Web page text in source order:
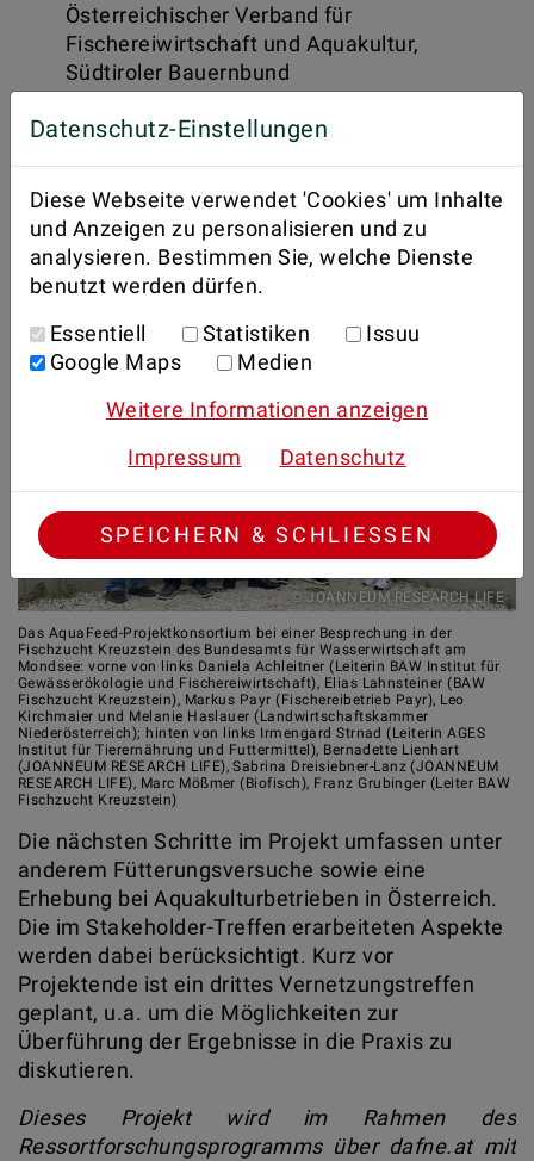
Österreichischer Verband für
Fischereiwirtschaft und Aquakultur,
Südtiroler Bauernbund
und Forstwirtschaft, Klima- und
Wasserwirtschaft sowie Bundesministerium
für Arbeit, Soziales, Gesundheit, Pflege und
Konsumentenschutz
Weitere Schritte im Projekt
Das AquaFeed-Projektkonsortium bei einer Besprechung in der
Fischzucht Kreuzstein des Bundesamts für Wasserwirtschaft am
Mondsee: vorne von links Daniela Achleitner (Leiterin BAW Institut für
Gewässerökologie und Fischereiwirtschaft), Elias Lahnsteiner (BAW
Fischzucht Kreuzstein), Markus Payr (Fischereibetrieb Payr), Leo
Kirchmaier und Melanie Haslauer (Landwirtschaftskammer
Niederösterreich); hinten von links Irmengard Strnad (Leiterin AGES
Institut für Tierernährung und Futtermittel), Bernadette Lienhart
(JOANNEUM RESEARCH LIFE), Sabrina Dreisiebner-Lanz (JOANNEUM
RESEARCH LIFE), Marc Mößmer (Biofisch), Franz Grubinger (Leiter BAW
Fischzucht Kreuzstein)
© JOANNEUM RESEARCH LIFE
Die nächsten Schritte im Projekt umfassen unter
anderem Fütterungsversuche sowie eine
Erhebung bei Aquakulturbetrieben in Österreich.
Die im Stakeholder-Treffen erarbeiteten Aspekte
werden dabei berücksichtigt. Kurz vor
Projektende ist ein drittes Vernetzungstreffen
geplant, u.a. um die Möglichkeiten zur
Überführung der Ergebnisse in die Praxis zu
diskutieren.
Dieses Projekt wird im Rahmen des
Ressortforschungsprogramms über dafne.at mit
Datenschutz-Einstellungen
Diese Webseite verwendet 'Cookies' um Inhalte
und Anzeigen zu personalisieren und zu
analysieren. Bestimmen Sie, welche Dienste
benutzt werden dürfen.
Essentiell
Statistiken
Issuu
Google Maps
Medien
Weitere Informationen anzeigen
Impressum
Datenschutz
SPEICHERN & SCHLIESSEN